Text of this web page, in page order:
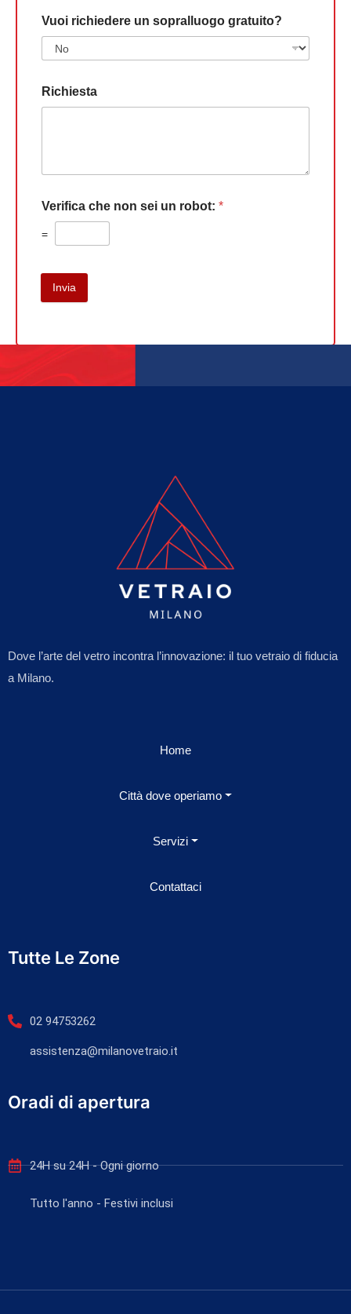
Vuoi richiedere un sopralluogo gratuito?
Richiesta
Verifica che non sei un robot: *
=
Invia
Dove l’arte del vetro incontra l’innovazione: il tuo vetraio di fiducia
a Milano.
Home
Città dove operiamo
Servizi
Contattaci
Tutte Le Zone
02 94753262
assistenza@milanovetraio.it
Oradi di apertura
24H su 24H - Ogni giorno
Tutto l'anno - Festivi inclusi